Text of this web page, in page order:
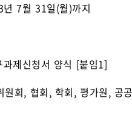
7월 31일(월)까지
제신청서 양식 [붙임1]
, 협회, 학회, 평가원, 공공